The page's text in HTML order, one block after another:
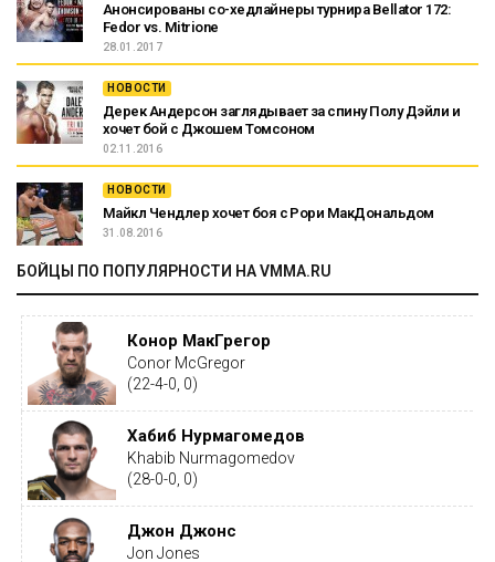
Анонсированы со-хедлайнеры турнира Bellator 172:
Fedor vs. Mitrione
28.01.2017
НОВОСТИ
Дерек Андерсон заглядывает за спину Полу Дэйли и
хочет бой с Джошем Томсоном
02.11.2016
НОВОСТИ
Майкл Чендлер хочет боя с Рори МакДональдом
31.08.2016
БОЙЦЫ ПО ПОПУЛЯРНОСТИ НА VMMA.RU
Конор МакГрегор
Conor McGregor
(22-4-0, 0)
Хабиб Нурмагомедов
Khabib Nurmagomedov
(28-0-0, 0)
Джон Джонс
Jon Jones